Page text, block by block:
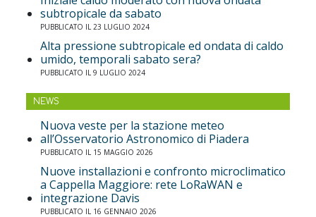
subtropicale da sabato
PUBBLICATO IL 23 LUGLIO 2024
Alta pressione subtropicale ed ondata di caldo
umido, temporali sabato sera?
PUBBLICATO IL 9 LUGLIO 2024
NEWS
Nuova veste per la stazione meteo
all’Osservatorio Astronomico di Piadera
PUBBLICATO IL 15 MAGGIO 2026
Nuove installazioni e confronto microclimatico
a Cappella Maggiore: rete LoRaWAN e
integrazione Davis
PUBBLICATO IL 16 GENNAIO 2026